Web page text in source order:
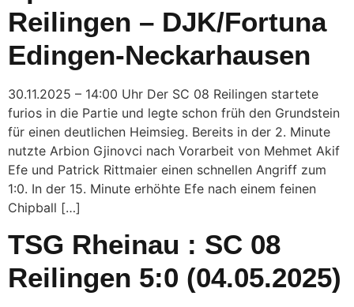
Reilingen – DJK/Fortuna
Edingen-Neckarhausen
30.11.2025 – 14:00 Uhr Der SC 08 Reilingen startete
furios in die Partie und legte schon früh den Grundstein
für einen deutlichen Heimsieg. Bereits in der 2. Minute
nutzte Arbion Gjinovci nach Vorarbeit von Mehmet Akif
Efe und Patrick Rittmaier einen schnellen Angriff zum
1:0. In der 15. Minute erhöhte Efe nach einem feinen
Chipball […]
TSG Rheinau : SC 08
Reilingen 5:0 (04.05.2025)